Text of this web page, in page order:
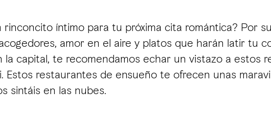
rinconcito íntimo para tu próxima cita romántica? Por
amor en el aire y platos que harán latir tu
la capital, te recomendamos echar un vistazo a estos
Estos restaurantes de ensueño te ofrecen unas
sintáis en las nubes.